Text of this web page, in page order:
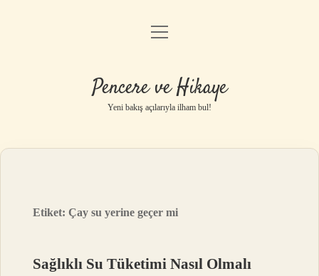
Anasayfa
Yasal Uyarı
menüyü
Pencere ve Hikaye
Yeni bakış açılarıyla ilham bul!
Etiket:Çay su yerine geçer mi
Sağlıklı Su Tüketimi Nasıl Olmalı